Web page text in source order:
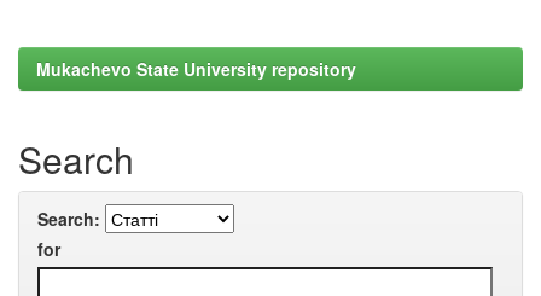
Mukachevo State University repository
Search
Search:
for